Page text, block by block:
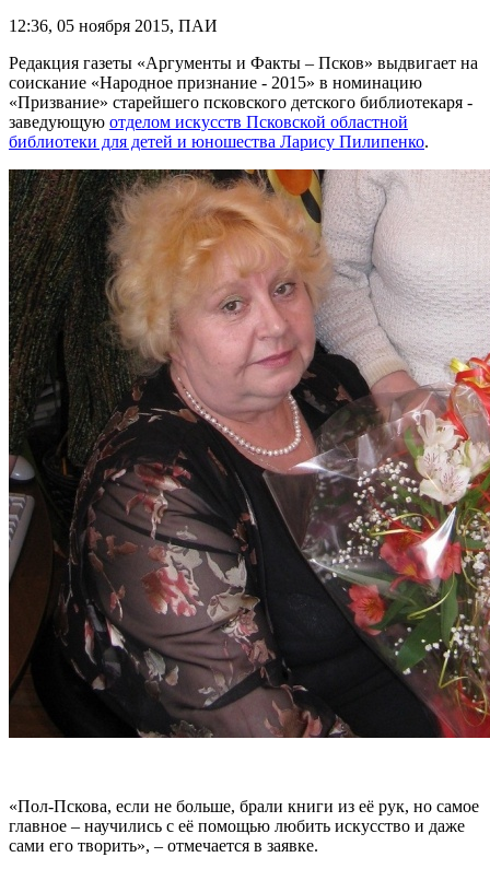
12:36, 05 ноября 2015, ПАИ
Редакция газеты «Аргументы и Факты – Псков» выдвигает на
соискание «Народное признание - 2015» в номинацию
«Призвание» старейшего псковского детского библиотекаря -
заведующую отделом искусств Псковской областной
библиотеки для детей и юношества Ларису Пилипенко.
«Пол-Пскова, если не больше, брали книги из её рук, но самое
главное – научились с её помощью любить искусство и даже
сами его творить», – отмечается в заявке.